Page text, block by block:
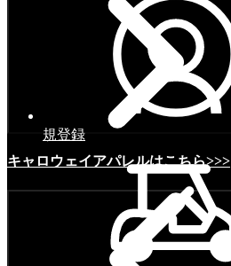
キャロウェイアパレルはこちら>>>
規登録